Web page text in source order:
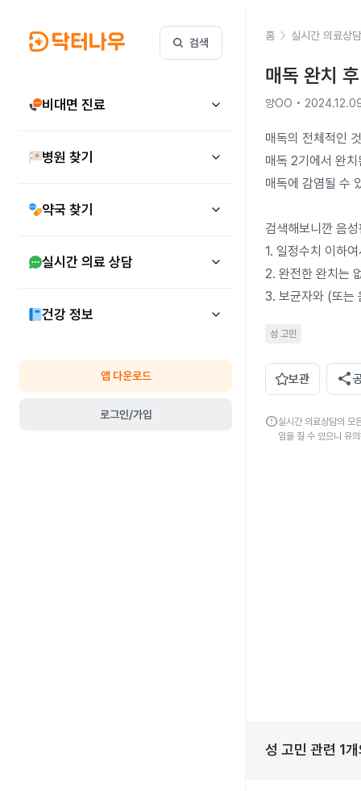
검색
비대면 진료
병원 찾기
약국 찾기
실시간 의료 상담
건강 정보
앱 다운로드
로그인/가입
홈 실시간 의료상담
매독 완치
양OO •
매독의 전체적인
매독 2기에서 완
매독에 감염될 수
검색해보니깐 음
1. 일정수치 이하
2. 완전한 완치는
성 고민
보관 share
error실시간 의료상담의 모
임을 질 수 있으니 유
성 고민 관련 1